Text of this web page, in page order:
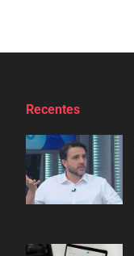
Recentes